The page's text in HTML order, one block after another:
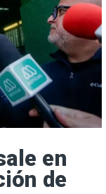
en
de